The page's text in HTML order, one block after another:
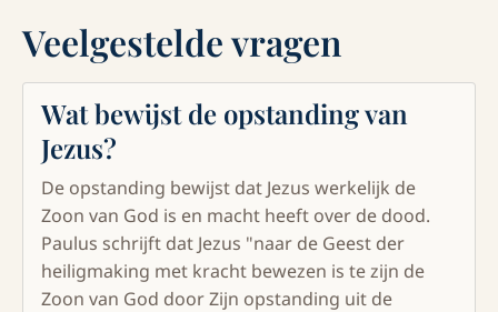
Veelgestelde vragen
Wat bewijst de opstanding van
Jezus?
De opstanding bewijst dat Jezus werkelijk de
Zoon van God is en macht heeft over de dood.
Paulus schrijft dat Jezus "naar de Geest der
heiligmaking met kracht bewezen is te zijn de
Zoon van God door Zijn opstanding uit de